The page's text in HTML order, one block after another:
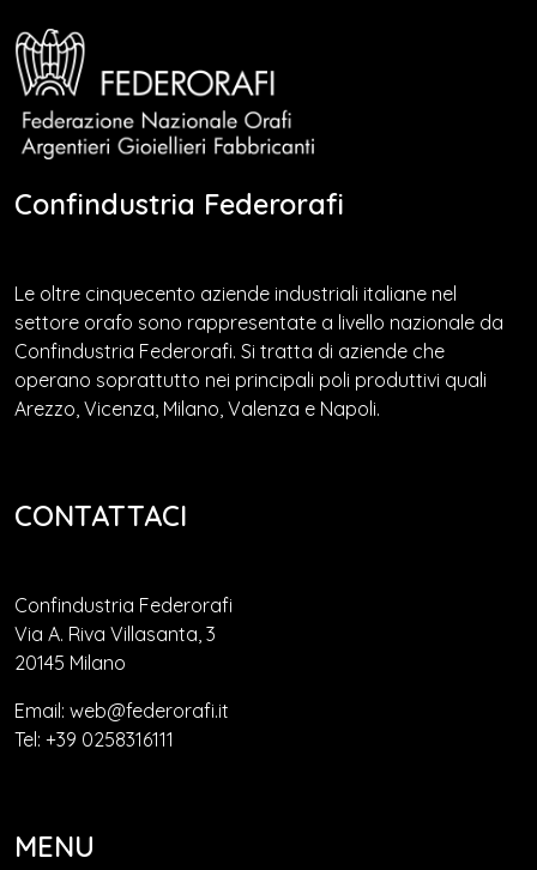
Confindustria Federorafi
Le oltre cinquecento aziende industriali italiane nel
settore orafo sono rappresentate a livello nazionale da
Confindustria Federorafi. Si tratta di aziende che
operano soprattutto nei principali poli produttivi quali
Arezzo, Vicenza, Milano, Valenza e Napoli.
CONTATTACI
Confindustria Federorafi
Via A. Riva Villasanta, 3
20145 Milano
Email: web@federorafi.it
Tel: +39 0258316111
MENU